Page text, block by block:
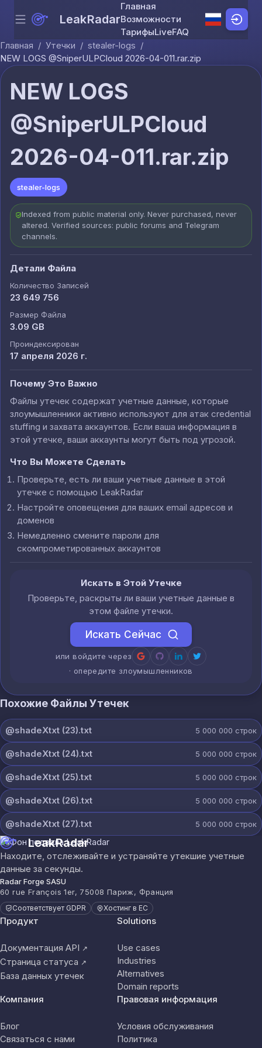
Skip to content
Menu LeakRadar
Главная
Возможности
ТарифыLiveFAQ
Главная / Утечки / stealer-logs /
NEW LOGS @SniperULPCloud 2026-04-011.rar.zip
NEW LOGS
@SniperULPCloud
2026-04-011.rar.zip
stealer-logs
Indexed from public material only. Never purchased, never
altered. Verified sources: public forums and Telegram
channels.
Детали Файла
Количество Записей
23 649 756
Размер Файла
3.09 GB
Проиндексирован
17 апреля 2026 г.
Почему Это Важно
Файлы утечек содержат учетные данные, которые
злоумышленники активно используют для атак credential
stuffing и захвата аккаунтов. Если ваша информация в
этой утечке, ваши аккаунты могут быть под угрозой.
Что Вы Можете Сделать
Проверьте, есть ли ваши учетные данные в этой
утечке с помощью LeakRadar
Настройте оповещения для ваших email адресов и
доменов
Немедленно смените пароли для
скомпрометированных аккаунтов
Искать в Этой Утечке
Проверьте, раскрыты ли ваши учетные данные в
этом файле утечки.
Искать Сейчас
или войдите через
· опередите злоумышленников
Похожие Файлы Утечек
@shadeXtxt (23).txt 5 000 000 строк
@shadeXtxt (24).txt 5 000 000 строк
@shadeXtxt (25).txt 5 000 000 строк
@shadeXtxt (26).txt 5 000 000 строк
@shadeXtxt (27).txt 5 000 000 строк
LeakRadar
Находите, отслеживайте и устраняйте утекшие учетные
данные за секунды.
Radar Forge SASU
60 rue François 1er, 75008 Париж, Франция
Соответствует GDPR Хостинг в ЕС
Продукт
Документация API ↗
Страница статуса ↗
База данных утечек
Solutions
Use cases
Industries
Alternatives
Domain reports
Компания
Блог
Связаться с нами
Правовая информация
Условия обслуживания
Политика